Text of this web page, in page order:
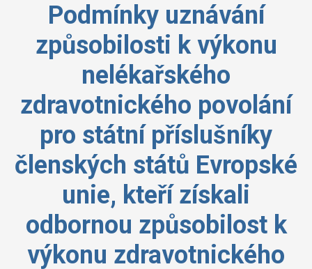
Podmínky uznávání
způsobilosti k výkonu
nelékařského
zdravotnického povolání
pro státní příslušníky
členských států Evropské
unie, kteří získali
odbornou způsobilost k
výkonu zdravotnického